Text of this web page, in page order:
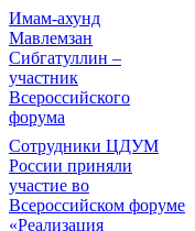
Имам-ахунд
Мавлемзан
Сибгатуллин –
участник
Всероссийского
форума
Сотрудники ЦДУМ
России приняли
участие во
Всероссийском форуме
«Реализация